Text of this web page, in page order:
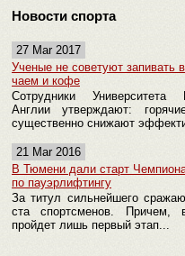
Новости спорта
27 Mar 2017
Ученые не советуют запивать
чаем и кофе
Сотрудники Университета
Англии утверждают:
существенно снижают
21 Mar 2016
В Тюмени дали старт
по пауэрлифтингу
За титул сильнейшего
ста спортсменов. Причем,
пройдет лишь первый этап...